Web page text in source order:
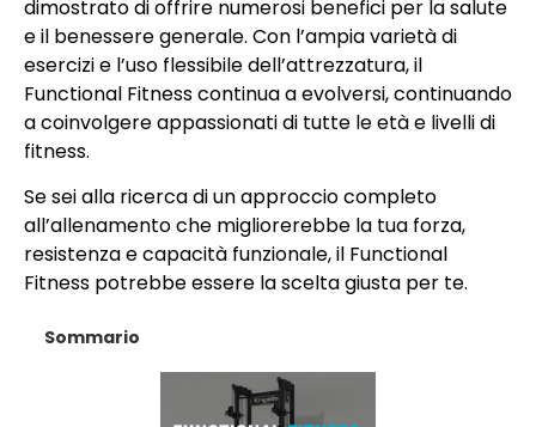
dimostrato di offrire numerosi benefici per la salute
e il benessere generale. Con l’ampia varietà di
esercizi e l’uso flessibile dell’attrezzatura, il
Functional Fitness continua a evolversi, continuando
a coinvolgere appassionati di tutte le età e livelli di
fitness.
Se sei alla ricerca di un approccio completo
all’allenamento che migliorerebbe la tua forza,
resistenza e capacità funzionale, il Functional
Fitness potrebbe essere la scelta giusta per te.
Sommario